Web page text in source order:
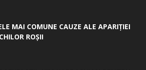
MAI COMUNE CAUZE ALE APARIȚIEI
ROȘII